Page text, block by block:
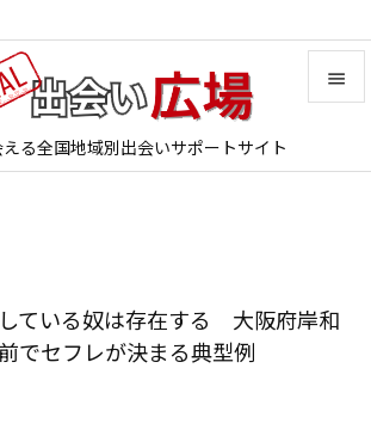
る全国地域別出会いサポートサイト


ている奴は存在する 大阪府岸和
でセフレが決まる典型例